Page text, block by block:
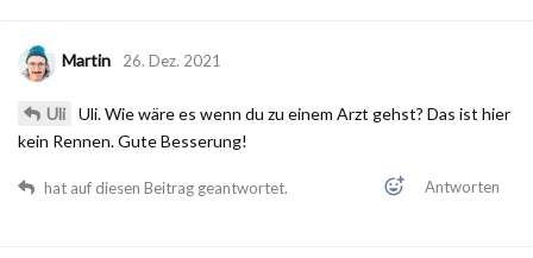
Martin 26. Dez. 2021
Uli
Uli. Wie wäre es wenn du zu einem Arzt gehst? Das ist hier
kein Rennen. Gute Besserung!
Antworten
hat auf diesen Beitrag geantwortet.